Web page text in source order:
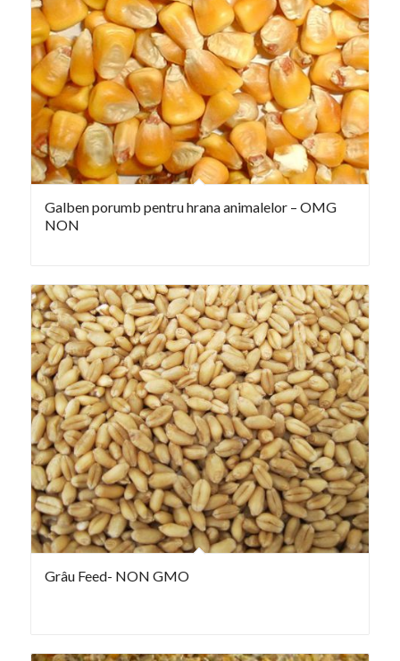
Galben porumb pentru hrana animalelor – OMG
NON
Grâu Feed- NON GMO